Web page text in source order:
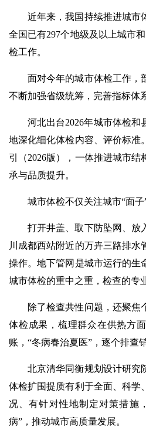
近年来，我国持续推进城市
全国已有297个地级及以上城市
检工作。
面对今年的城市体检工作，
不断加强省级统筹，完善指标体
河北出台2026年城市体检和
地深化细化体检内容、评价标准
引（2026版），一体推进城市
承与品质提升。
城市体检不仅关注城市“面子
打开井盖、取下防坠网、
川成都西站附近的万卉三路排水
操作。地下管网是城市运行的生
城市体检的重中之重，检查的专
除了检查共性问题，还聚焦
体检成果，梳理群众在供热方
账，“冬病春治夏医”，逐个排查
北京清华同衡规划设计研究
体检扩围提质有利于全面、科学
况、有针对性地制定对策措施
病”，推动城市高质量发展。